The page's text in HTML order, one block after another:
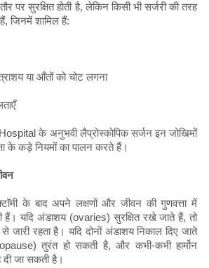
पर सुरक्षित होती है, लेकिन किसी भी सर्जरी की तरह
जिनमें शामिल हैं:
या आँतों को चोट लगना
के अनुभवी लैप्रोस्कोपिक सर्जन इन जोखिमों
के कड़े नियमों का पालन करते हैं।
के बाद अपने लक्षणों और जीवन की गुणवत्ता में
हैं। यदि अंडाशय (ovaries) सुरक्षित रखे जाते हैं, तो
से जारी रहता है। यदि दोनों अंडाशय निकाल दिए जाते
तुरंत हो सकती है, और कभी-कभी हार्मोन
दी जा सकती है।